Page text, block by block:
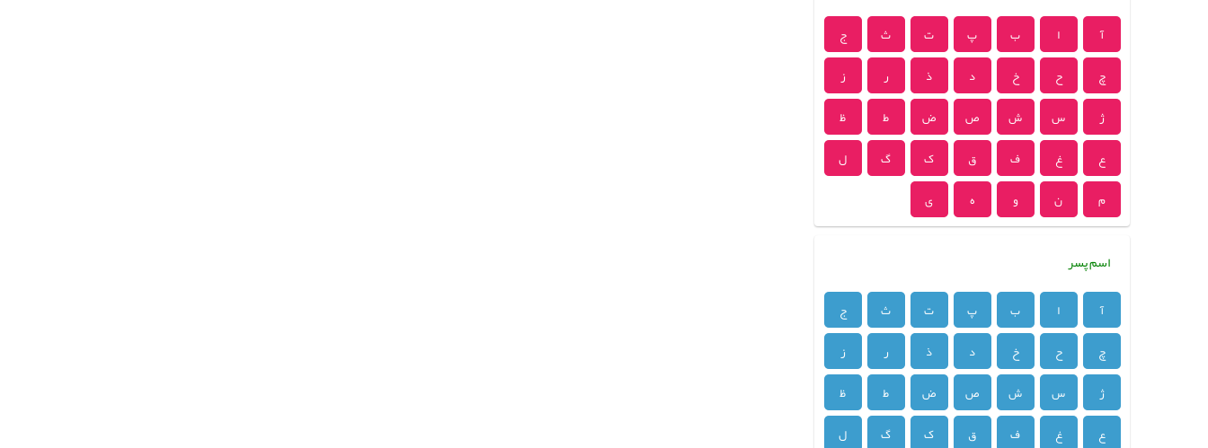
آ ا ب پ ت ث
ج
چ
ح خ د ذ ر
ز
ژ
س ش ص ض ط
ظ
ع
غ ف ق ک گ
ل
م
ن و ه ی
اسم پسر
آ ا ب پ ت ث
ج
چ
ح خ د ذ ر
ز
ژ
س ش ص ض ط
ظ
ع
غ ف ق ک گ
ل